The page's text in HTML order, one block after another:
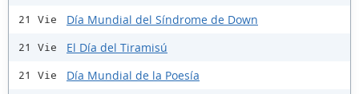
21 Vie Día Mundial del Síndrome de Down
21 Vie El Día del Tiramisú
21 Vie Día Mundial de la Poesía